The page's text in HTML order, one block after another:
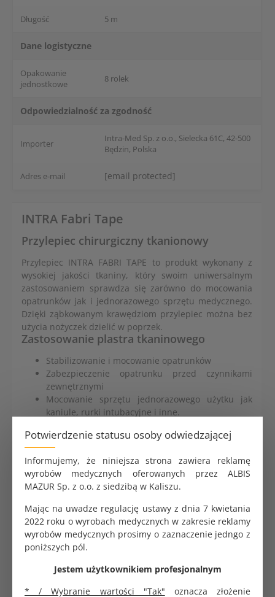
Potwierdzenie statusu osoby odwiedzającej
Informujemy, że niniejsza strona zawiera reklamę
wyrobów medycznych oferowanych przez ALBIS
MAZUR Sp. z o.o. z siedzibą w Kaliszu.
Mając na uwadze regulację ustawy z dnia 7 kwietania
2022 roku o wyrobach medycznych w zakresie reklamy
wyrobów medycznych prosimy o zaznaczenie jedngo z
poniższych pól.
Jestem użytkownikiem profesjonalnym
* / Wybranie wartości "Tak" oznacza złożenie
Długość 5 m
Dane logistyczne
Opakowanie
jednostkowe
8 rolek
Odpowiedzialność za zgodność
Importer
Intra-Med Sp. z o.o., Sielecka 61C, 42-500
Będzin, Polska
Adres e-mail [email protected]
INTRA Fabri Tape
Przylepiec chirurgiczny tkanionowy
Przylepiec INTRA FABRI TAPE to produkt wykonany z
wysokiej jakości tkaniny, który swoim uniwersalnym
zastosowaniem sprawdza się zarówno do mocowania
opatrunków jak i jednorazowego sprzętu medycznego.
Dzięki ząbkowanym krawędziom przylepiec można bez
użycia nożyczek dzielić w poprzek.
Zastosowanie plastra tkaninowego
Stabilizowanie i mocowanie opatrunków
Zabezpieczenie opatrunku przed czynnikami
zewnętrznymi
Mocowanie sprzętu jednorazowego użytku jak
kaniule, rurki intubacyjne i inne.
Właściwości przylepca tkaninowego
Wysokiej jakości tkanina bawełniana
Wodoodporny klej akrylowy
Bardzo dobra przylepność do skóry
Hypoalergiczny
Wysoka wytrzymałość mechaniczna
Bez zawartości lateksu